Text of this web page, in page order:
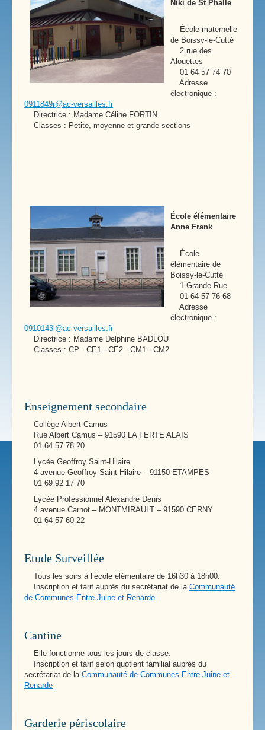
Niki de St Phalle
École maternelle
de Boissy-le-Cutté
2 rue des
Alouettes
01 64 57 74 70
Adresse
électronique :
0911849r@ac-versailles.fr
Directrice : Madame Céline FORTIN
Classes : Petite, moyenne et grande sections
École élémentaire
Anne Frank
École
élémentaire de
Boissy-le-Cutté
1 Grande Rue
01 64 57 76 68
Adresse
électronique :
0910143l@ac-versailles.fr
Directrice : Madame Delphine BADLOU
Classes : CP - CE1 - CE2 - CM1 - CM2
Enseignement secondaire
Collège Albert Camus
Rue Albert Camus – 91590 LA FERTE ALAIS
01 64 57 78 20
Lycée Geoffroy Saint-Hilaire
4 avenue Geoffroy Saint-Hilaire – 91150 ETAMPES
01 69 92 17 70
Lycée Professionnel Alexandre Denis
4 avenue Carnot – MONTMIRAULT – 91590 CERNY
01 64 57 60 22
Etude Surveillée
Tous les soirs à l’école élémentaire de 16h30 à 18h00.
Inscription et tarif auprès du secrétariat de la Communauté
de Communes Entre Juine et Renarde
Cantine
Elle fonctionne tous les jours de classe.
Inscription et tarif selon quotient familial auprès du
secrétariat de la Communauté de Communes Entre Juine et
Renarde
Garderie périscolaire